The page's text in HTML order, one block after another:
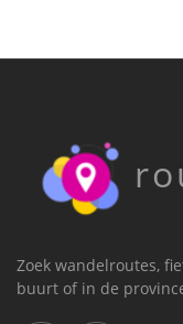
Zoek wandelroutes,
buurt of in de